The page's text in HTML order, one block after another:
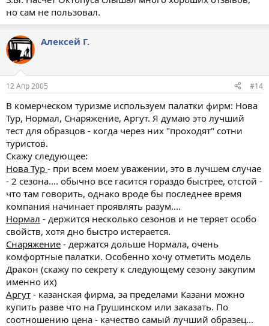
но сам не пользовал.
Алексей Г.
12 Апр 2005 #14
В комерческом туризме используем палатки фирм: Нова
Тур, Нормал, Снаряжение, Аргут. Я думаю это лучший
тест для образцов - когда через них "проходят" сотни
туристов.
Скажу следующее:
Нова Тур - при всем моем уважении, это в лучшем случае
- 2 сезона.... обычно все гасится гораздо быстрее, отстой -
что там говорить, однако вроде бы последнее время
компания начинает проявлять разум....
Нормал - держится несколько сезонов и не теряет особо
свойств, хотя дно быстро истерается.
Снаряжение - держатся дольше Нормала, очень
комфортные палатки. Особенно хочу отметить модель
Дракон (скажу по секрету к следующему сезону закупим
именно их)
Аргут - казанская фирма, за пределами Казани можно
купить разве что на Грушинском или заказать. По
соотношению цена - качество самый лучший образец...